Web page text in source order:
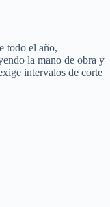
todo el año,
la mano de obra y
intervalos de corte